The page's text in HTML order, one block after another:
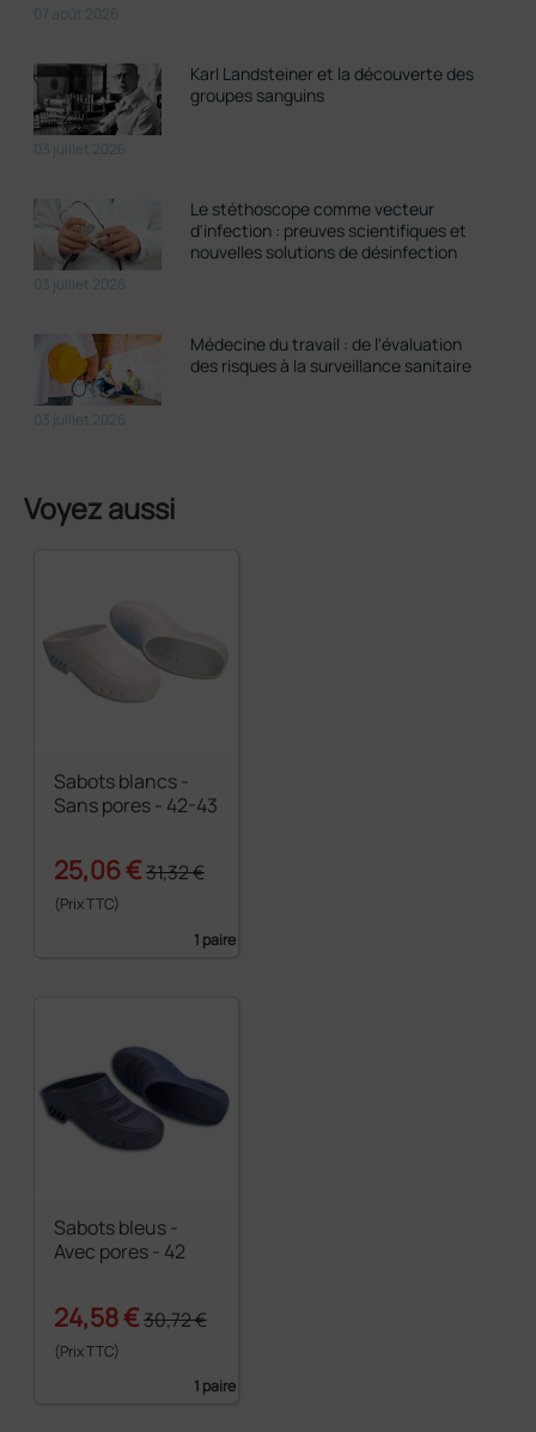
Karl Landsteiner et la découverte des
groupes sanguins
Le stéthoscope comme vecteur
d'infection : preuves scientifiques et
nouvelles solutions de désinfection
Médecine du travail : de l'évaluation
des risques à la surveillance sanitaire
Voyez aussi
Sabots blancs -
Sans pores - 42-43
25,06 €31,32 €
(Prix TTC)
1 paire
Sabots bleus -
Avec pores - 42
24,58 €30,72 €
(Prix TTC)
1 paire